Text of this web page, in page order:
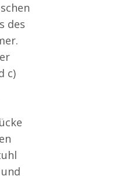
des
c)